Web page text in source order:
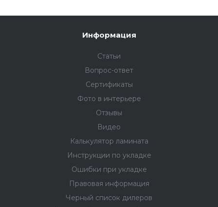
Информация
Статьи
Вопрос-ответ
Сертификаты
Фото в интерьере
Отзывы
Видео
Калькулятор ламината
Инструкции по укладке
Ошибки при укладке
Правовая информация
Черный список дилеров